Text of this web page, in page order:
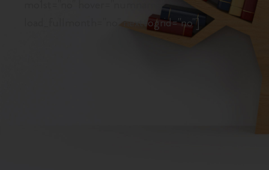
mo1st="no" hover="numname"
load_fullmonth="no" nexttogrid="no"]